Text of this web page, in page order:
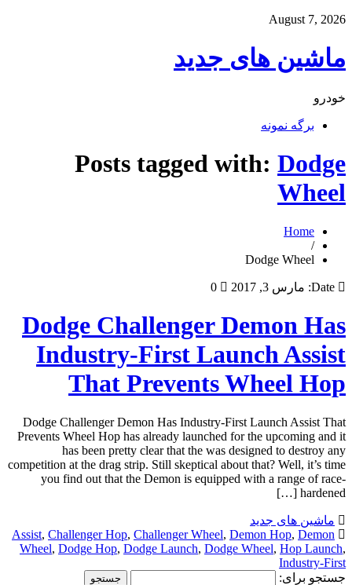
August 7, 2026
ماشین های جدید
خودرو
برگه نمونه
Posts tagged with: Dodge
Wheel
Home
/
Dodge Wheel
Date: مارس 3, 2017 0
Dodge Challenger Demon Has
Industry-First Launch Assist
That Prevents Wheel Hop
Dodge Challenger Demon Has Industry-First Launch Assist That
Prevents Wheel Hop has already launched for the upcoming and it
has been pretty clear that the was designed to destroy any
competition at the drag strip. Still skeptical about that? Well, it’s time
you find out that the Demon is equipped with a range of race-
hardened […]
ماشین های جدید
Assist, Challenger Hop, Challenger Wheel, Demon Hop, Demon
Wheel, Dodge Hop, Dodge Launch, Dodge Wheel, Hop Launch,
Industry-First
جستجو برای: